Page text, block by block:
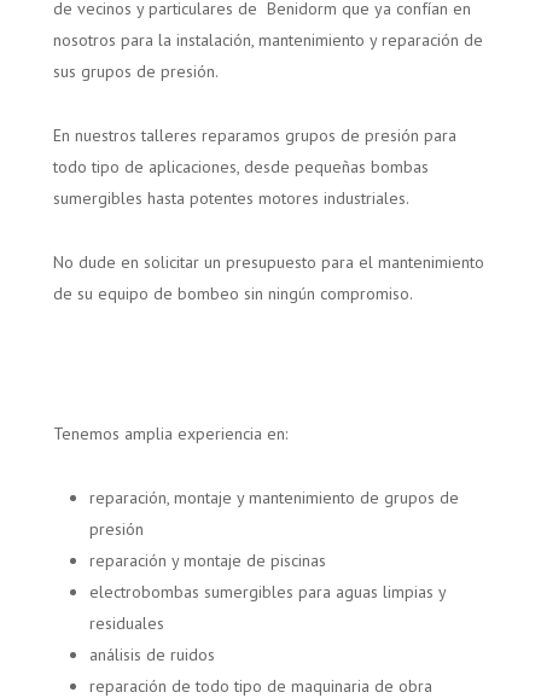
de vecinos y particulares de Benidorm que ya confían en
nosotros para la instalación, mantenimiento y reparación de
sus grupos de presión.
En nuestros talleres reparamos grupos de presión para
todo tipo de aplicaciones, desde pequeñas bombas
sumergibles hasta potentes motores industriales.
No dude en solicitar un presupuesto para el mantenimiento
de su equipo de bombeo sin ningún compromiso.
Tenemos amplia experiencia en:
reparación, montaje y mantenimiento de grupos de
presión
reparación y montaje de piscinas
electrobombas sumergibles para aguas limpias y
residuales
análisis de ruidos
reparación de todo tipo de maquinaria de obra